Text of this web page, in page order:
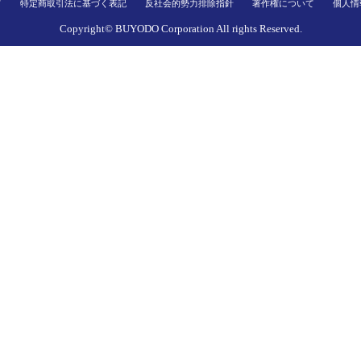
特定商取引法に基づく表記 反社会的勢力排除指針 著作権について 個人
Copyright© BUYODO Corporation All rights Reserved.